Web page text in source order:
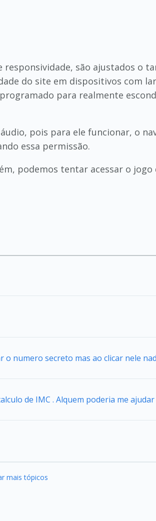
responsividade, são ajustados o
do site em dispositivos com
para realmente
pois para ele funcionar, o
essa permissão.
podemos tentar acessar o
numero secreto mas ao clicar nele
de IMC . Alquem poderia me ajudar
mais tópicos